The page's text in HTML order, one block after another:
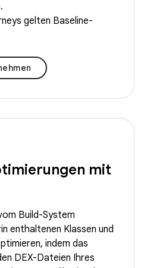
gelten Baseline-
mit
Build-System
enthaltenen Klassen und
indem das
DEX-Dateien Ihres